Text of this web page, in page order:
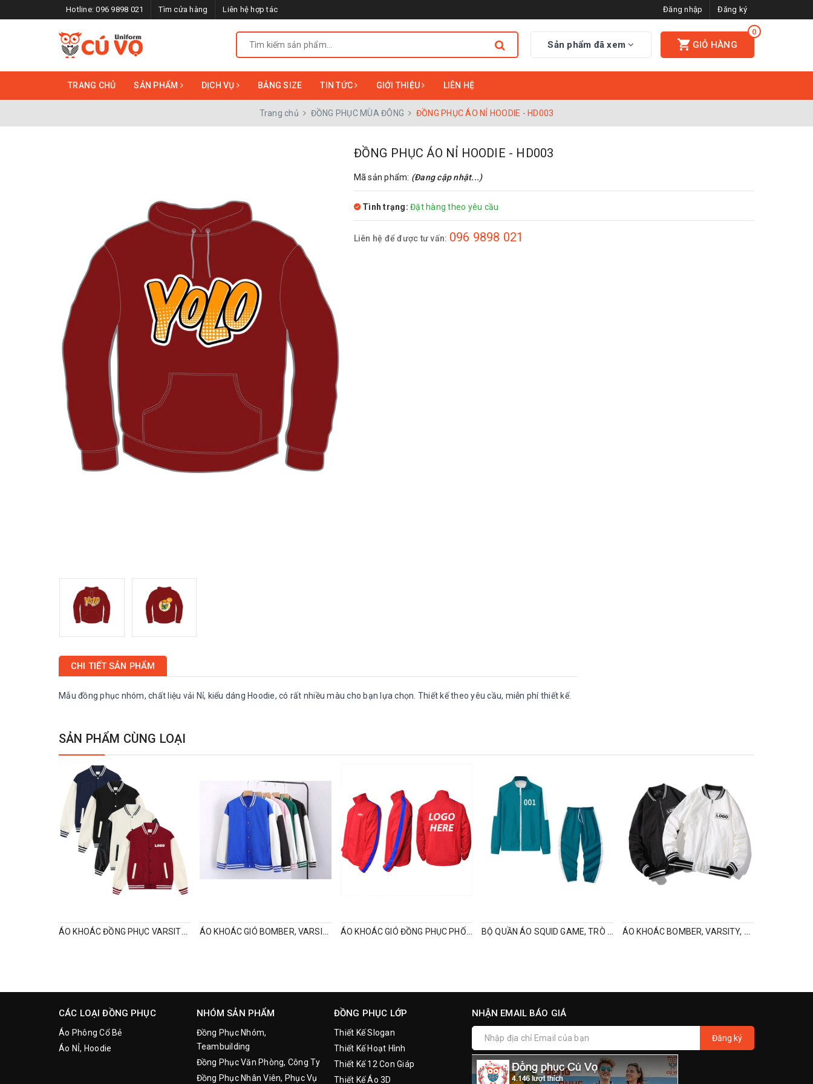
Hotline:096 9898 021 Tìm cửa hàng Liên hệ hợp tác Đăng nhập Đăng ký
Sản phẩm đã xem
0
GIỎ HÀNG
TRANG CHỦ SẢN PHẨM DỊCH VỤ BẢNG SIZE TIN TỨC GIỚI THIỆU LIÊN HỆ
Trang chủ ĐỒNG PHỤC MÙA ĐÔNG ĐỒNG PHỤC ÁO NỈ HOODIE - HD003
ĐỒNG PHỤC ÁO NỈ HOODIE - HD003
Mã sản phẩm: (Đang cập nhật...)
Tình trạng: Đặt hàng theo yêu cầu
Liên hệ để được tư vấn: 096 9898 021
CHI TIẾT SẢN PHẨM
Mẫu đồng phục nhóm, chất liệu vải Nỉ, kiểu dáng Hoodie, có rất nhiều màu cho bạn lựa chọn. Thiết kế theo yêu cầu, miễn phí thiết kế.
SẢN PHẨM CÙNG LOẠI
ÁO KHOÁC ĐỒNG PHỤC VARSITY, ĐỒNG PHỤC MÙA ĐÔNG THEO YÊU CẦU ÁO KHOÁC GIÓ BOMBER, VARSITY, ĐỒNG PHỤC MÙA ĐÔNG ÁO KHOÁC GIÓ ĐỒNG PHỤC PHỐI TAY BỘ QUẦN ÁO SQUID GAME, TRÒ CHƠI CON MỰC ÁO KHOÁC BOMBER, VARSITY, ĐỒNG PHỤC IN LOGO
CÁC LOẠI ĐỒNG PHỤC
Áo Phông Cổ Bẻ
Áo NỈ, Hoodie
NHÓM SẢN PHẨM
Đồng Phục Nhóm,
Teambuilding
Đồng Phục Văn Phòng, Công Ty
Đồng Phục Nhân Viên, Phục Vụ
ĐỒNG PHỤC LỚP
Thiết Kế Slogan
Thiết Kế Hoạt Hình
Thiết Kế 12 Con Giáp
Thiết Kế Áo 3D
NHẬN EMAIL BÁO GIÁ
Đăng ký